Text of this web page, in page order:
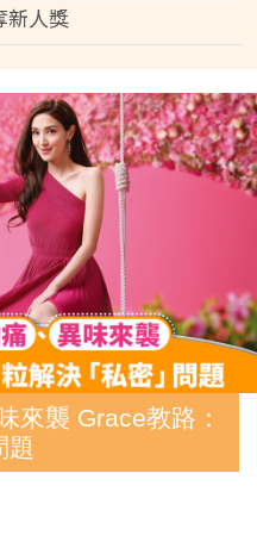
新人獎
來襲 Grace教路：
題